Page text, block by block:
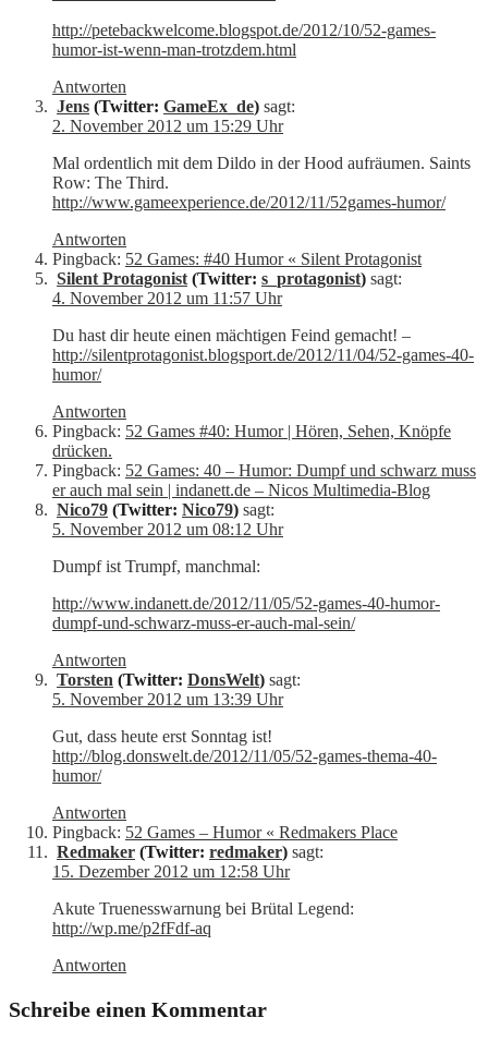
http://petebackwelcome.blogspot.de/2012/10/52-games-
humor-ist-wenn-man-trotzdem.html
Antworten
Jens (Twitter: GameEx_de) sagt:
2. November 2012 um 15:29 Uhr
Mal ordentlich mit dem Dildo in der Hood aufräumen. Saints
Row: The Third.
http://www.gameexperience.de/2012/11/52games-humor/
Antworten
Pingback: 52 Games: #40 Humor « Silent Protagonist
Silent Protagonist (Twitter: s_protagonist) sagt:
4. November 2012 um 11:57 Uhr
Du hast dir heute einen mächtigen Feind gemacht! –
http://silentprotagonist.blogsport.de/2012/11/04/52-games-40-
humor/
Antworten
Pingback: 52 Games #40: Humor | Hören, Sehen, Knöpfe
drücken.
Pingback: 52 Games: 40 – Humor: Dumpf und schwarz muss
er auch mal sein | indanett.de – Nicos Multimedia-Blog
Nico79 (Twitter: Nico79) sagt:
5. November 2012 um 08:12 Uhr
Dumpf ist Trumpf, manchmal:
http://www.indanett.de/2012/11/05/52-games-40-humor-
dumpf-und-schwarz-muss-er-auch-mal-sein/
Antworten
Torsten (Twitter: DonsWelt) sagt:
5. November 2012 um 13:39 Uhr
Gut, dass heute erst Sonntag ist!
http://blog.donswelt.de/2012/11/05/52-games-thema-40-
humor/
Antworten
Pingback: 52 Games – Humor « Redmakers Place
Redmaker (Twitter: redmaker) sagt:
15. Dezember 2012 um 12:58 Uhr
Akute Truenesswarnung bei Brütal Legend:
http://wp.me/p2fFdf-aq
Antworten
Schreibe einen Kommentar